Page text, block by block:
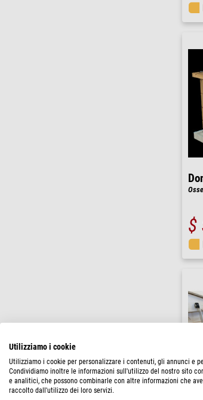
$
Utilizziamo i cookie
Utilizziamo i cookie per personalizzare i contenuti, gli annunci e
Condividiamo inoltre le informazioni sull'utilizzo del nostro sito
e analitici, che possono combinarle con altre informazioni che
raccolto dall'utilizzo dei loro servizi.